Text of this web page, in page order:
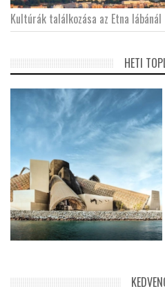
Kultúrák találkozása az Etna lábánál
HETI